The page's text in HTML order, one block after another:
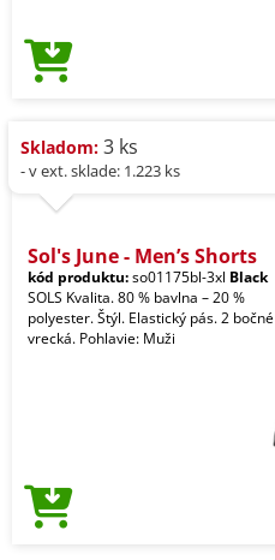
Skladom: 3 ks
- v ext. sklade: 1.223 ks
Sol's June - Men’s Shorts
kód produktu:so01175bl-3xl Black
SOLS Kvalita. 80 % bavlna – 20 %
polyester. Štýl. Elastický pás. 2 bočné
vrecká. Pohlavie: Muži